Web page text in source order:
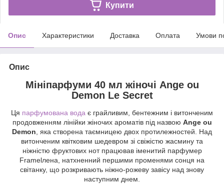
Купити
Опис Характеристики Доставка Оплата Умови
Опис
Мініпарфуми 40 мл жіночі Ange ou
Demon Le Secret
Ця парфумована вода є грайливим, бентежним і витонченим
продовженням лінійки жіночих ароматів під назвою Ange оu
Demon, яка створена таємницею двох протилежностей. Над
витонченим квітковим шедевром зі свіжістю жасмину та
ніжністю фруктових нот працював іменитий парфумер
Framelлена, натхненний першими променями сонця на
світанку, що розкривають ніжно-рожеву завісу над знову
наступним днем.